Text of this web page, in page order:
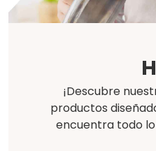
¡Descubre
productos
encuentra todo